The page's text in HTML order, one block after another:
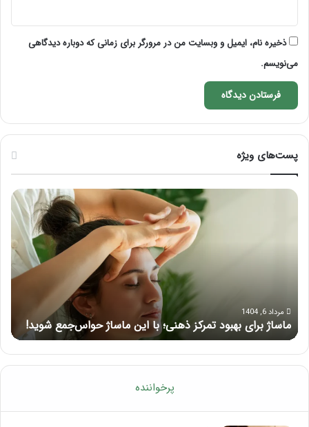
ذخیره نام، ایمیل و وبسایت من در مرورگر برای زمانی که دوباره دیدگاهی
می‌نویسم.
پست‌های ویژه
ماساژ
حواس‌جمع
شوید!
مرداد 6, 1404
ماساژ برای بهبود تمرکز ذهنی؛ با این ماساژ حواس‌جمع شوید!
از
پرخواننده